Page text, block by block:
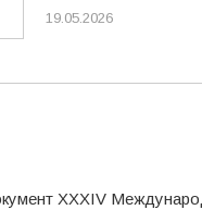
19.05.2026
XXХIV